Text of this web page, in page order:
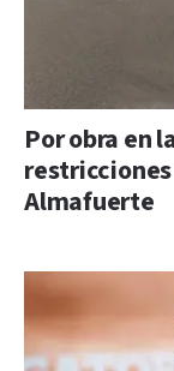
Por obra en
Almafuerte